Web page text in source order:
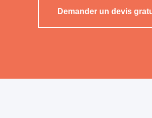
Demander un devis